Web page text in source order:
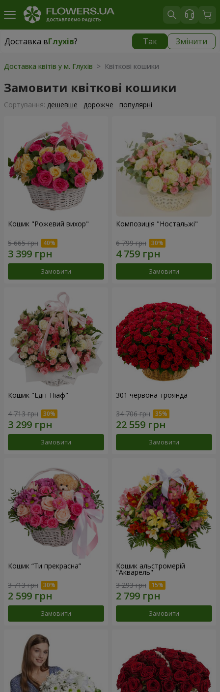
Доставка вГлухів? Так Змінити
Доставка вГлухів|
Доставка квітів у м. Глухів > Квіткові кошики
Замовити квіткові кошики
Сортування: дешевше дорожче популярні
Кошик "Рожевий вихор"
5 665 грн
Замовити
Композиція "Ностальжі"
6 799 грн
Замовити
Кошик "Едіт Піаф"
4 713 грн
Замовити
301 червона троянда
34 706 грн
Замовити
Кошик “Ти прекрасна”
3 713 грн
Замовити
Кошик альстромерій
"Акварель"
3 293 грн
Замовити